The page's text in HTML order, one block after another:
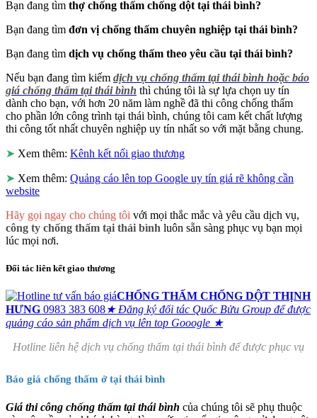
Bạn đang tìm thợ chống thấm chống dột tại thái bình?
Bạn đang tìm đơn vị chống thấm chuyên nghiệp tại thái bình?
Bạn đang tìm dịch vụ chống thấm theo yêu cầu tại thái bình?
Nếu bạn đang tìm kiếm dịch vụ chống thấm tại thái bình hoặc báo
giá chống thấm tại thái bình thì chúng tôi là sự lựa chọn uy tín
dành cho bạn, với hơn 20 năm làm nghề đã thi công chống thấm
cho phần lớn công trình tại thái bình, chúng tôi cam kết chất lượng
thi công tốt nhất chuyên nghiệp uy tín nhất so với mặt bằng chung.
➤ Xem thêm: Kênh kết nối giao thương
➤ Xem thêm: Quảng cáo lên top Google uy tín giá rẽ không cần
website
Hãy gọi ngay cho chúng tôi với mọi thắc mắc và yêu cầu dịch vụ,
công ty chống thấm tại thái bình luôn sẵn sàng phục vụ bạn mọi
lúc mọi nơi.
Đối tác liên kết giao thương
CHỐNG THẤM CHỐNG DỘT THỊNH
HƯNG 0983 383 608★ Đăng ký đối tác Quốc Bửu Group để được
quảng cáo sản phẩm dịch vụ lên top Gooogle ★
Hotline liên hệ dịch vụ chống thấm tại thái bình để được phục vụ
Báo giá chống thấm ở tại thái bình
Giá thi công chống thấm tại thái bình của chúng tôi sẽ phụ thuộc